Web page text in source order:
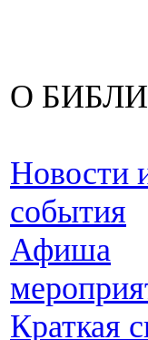
О
Новости
события
Афиша
Краткая